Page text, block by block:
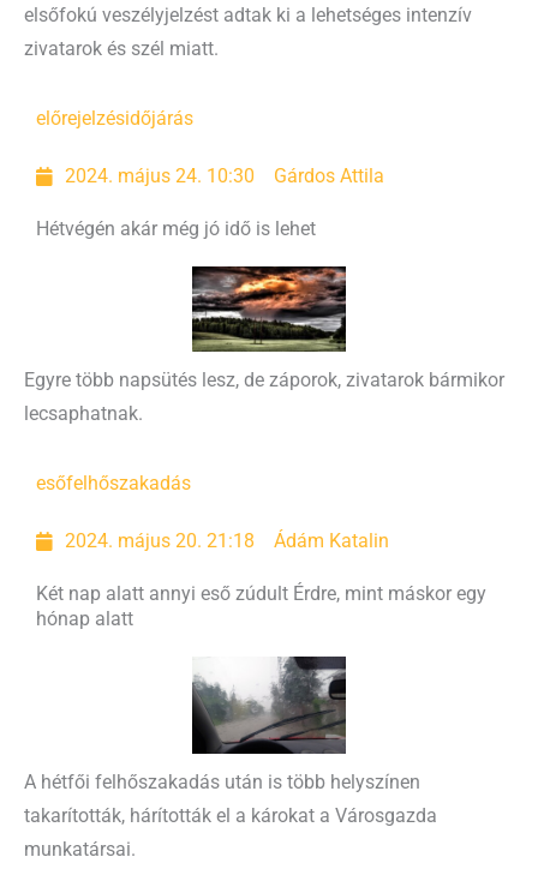
elsőfokú veszélyjelzést adtak ki a lehetséges intenzív
zivatarok és szél miatt.
előrejelzésidőjárás
2024. május 24. 10:30 Gárdos Attila
Hétvégén akár még jó idő is lehet
Egyre több napsütés lesz, de záporok, zivatarok bármikor
lecsaphatnak.
esőfelhőszakadás
2024. május 20. 21:18 Ádám Katalin
Két nap alatt annyi eső zúdult Érdre, mint máskor egy
hónap alatt
A hétfői felhőszakadás után is több helyszínen
takarították, hárították el a károkat a Városgazda
munkatársai.